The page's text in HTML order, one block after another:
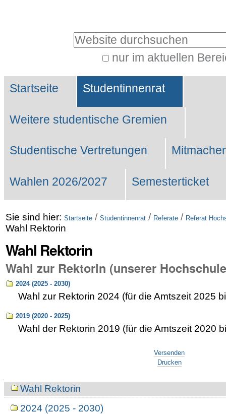
Website durchsuchen
nur im aktuellen
Suche…
Sektionen
Startseite Studentinnenrat
Weitere studentische Gremien
Studentische Vertretungen
Wahlen 2026/2027 Semesterticket
Sie sind hier: Startseite / Studentinnenrat / Referate / Referat
Wahl Rektorin
Wahl Rektorin
Wahl zur Rektorin (unserer
2024 (2025 - 2030)
Wahl zur Rektorin 2024 (für die Amtszeit 2025
2019 (2020 - 2025)
Wahl der Rektorin 2019 (für die Amtszeit 2020
Versenden
Drucken
NavigationWahl Rektorin
2024 (2025 - 2030)